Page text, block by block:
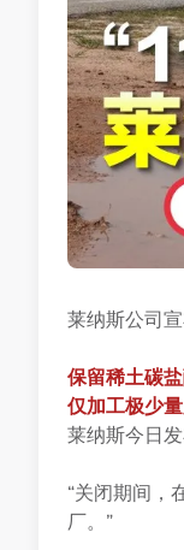
莱纳斯公司
保留稀土碳
仅加工极少
莱纳斯今日
“关闭期间，
厂。”